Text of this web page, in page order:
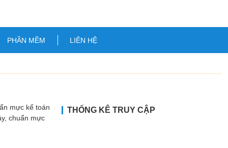
PHẦN MỀM LIÊN HỆ
mực kế toán
chuẩn mực
THỐNG KÊ TRUY CẬP